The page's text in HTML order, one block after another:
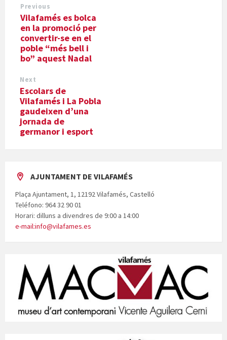
Previous
Vilafamés es bolca
en la promoció per
convertir-se en el
poble “més bell i
bo” aquest Nadal
Next
Escolars de
Vilafamés i La Pobla
gaudeixen d’una
jornada de
germanor i esport
AJUNTAMENT DE VILAFAMÉS
Plaça Ajuntament, 1, 12192 Vilafamés, Castelló
Teléfono: 964 32 90 01
Horari: dilluns a divendres de 9:00 a 14:00
e-mail:info@vilafames.es